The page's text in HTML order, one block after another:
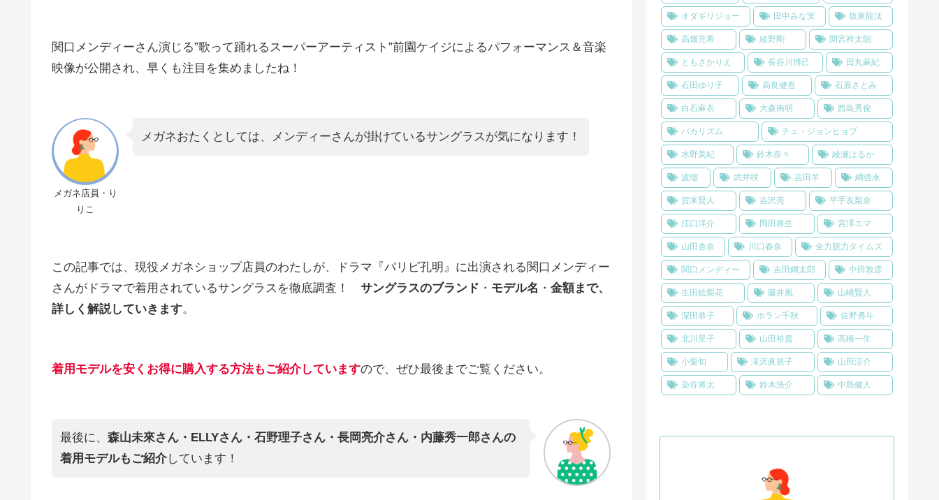
関口メンディーさん演じる”歌って踊れるスーパーアーティスト”前園ケイジによるパフォーマンス＆音楽
映像が公開され、早くも注目を集めましたね！
メガネ店員・り
りこ
メガネおたくとしては、メンディーさんが掛けているサングラスが気になります！
この記事では、現役メガネショップ店員のわたしが、ドラマ『パリピ孔明』に出演される関口メンディー
さんがドラマで着用されているサングラスを徹底調査！ サングラスのブランド ・ モデル名 ・ 金額まで、
詳しく解説していきます。
着用モデルを安くお得に購入する方法もご紹介していますので、ぜひ最後までご覧ください。
最後に、 森山未來さん・ELLYさん・石野理子さん・長岡亮介さん・内藤秀一郎さんの
着用モデルもご紹介しています！
オダギリジョー 田中みな実 坂東龍汰
高畑充希 綾野剛 間宮祥太朗
ともさかりえ 長谷川博己 田丸麻紀
石田ゆり子 高良健吾 石原さとみ
白石麻衣 大森南明 西島秀俊
バカリズム チェ・ジョンヒョプ
水野美紀 鈴木奈々 綾瀬はるか
波瑠 武井咲 吉田羊 綱啓永
賀来賢人 吉沢亮 平手友梨奈
江口洋介 岡田将生 宮澤エマ
山田杏奈 川口春奈 全力脱力タイムズ
関口メンディー 吉田鋼太郎 中田敦彦
生田絵梨花 藤井風 山崎賢人
深田恭子 ホラン千秋 佐野勇斗
北川景子 山田裕貴 高橋一生
小栗旬 滝沢眞規子 山田涼介
染谷将太 鈴木浩介 中島健人